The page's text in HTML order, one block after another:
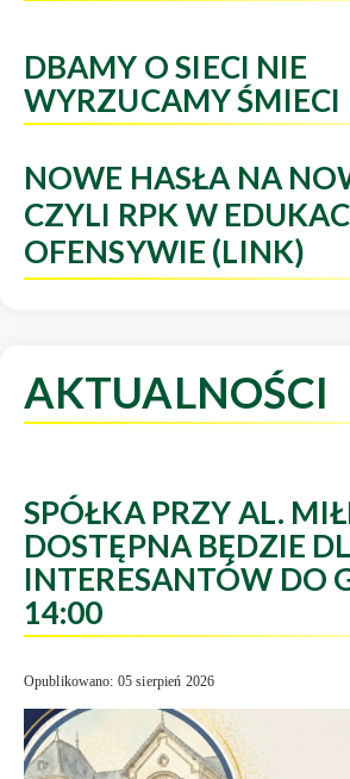
DBAMY O SIECI NIE
WYRZUCAMY ŚMIECI
NOWE HASŁA NA
CZYLI RPK W
OFENSYWIE (LINK)
AKTUALNOŚCI
SPÓŁKA PRZY AL.
DOSTĘPNA BĘDZIE
INTERESANTÓW DO
14:00
Opublikowano: 05 sierpień 2026